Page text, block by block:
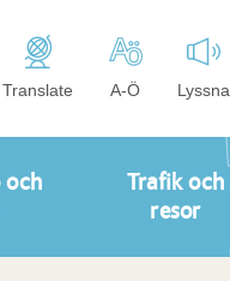
Translate A-Ö Lyssna
och
Trafik och
resor